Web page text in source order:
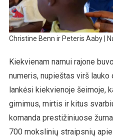
Christine Benn ir Peteris Aaby |
Kiekvienam namui rajone
numeris, nupieštas virš lauko
lankėsi kiekvienoje šeimoje,
gimimus, mirtis ir kitus
komanda prestižiniuose
700 mokslinių straipsnių